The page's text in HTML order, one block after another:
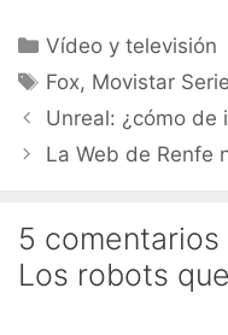
Categorías
Vídeo y televisión
Etiquetas
Fox, Movistar
Unreal: ¿cómo de
La Web de Renfe
5 comentarios
Los robots